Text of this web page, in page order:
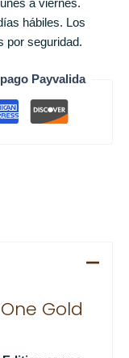
a viernes.
hábiles. Los
por seguridad.
Payvalida
Gold